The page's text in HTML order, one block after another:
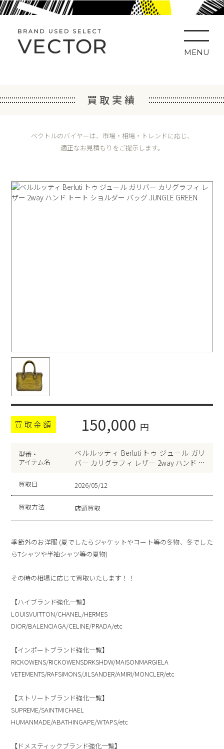
MENU
買取実績
ベクトルのバイヤーは、市場・相場・トレンドに応じ、
適正なお見積もりをご提示します。
買取金額 150,000 円
型番・
アイテム名
ベルルッティ Berluti トゥ ジュール ガリ
バー カリグラフィ レザー 2way ハンド ト
買取日 2026/05/12
買取方法 店頭買取
季節外のお洋服 (夏でしたらジャケットやコート等の冬物、冬でした
らTシャツや半袖シャツ等の夏物)
その時の相場に応じて買取いたします！！
【ハイブランド強化一覧】
LOUISVUITTON/CHANEL/HERMES
DIOR/BALENCIAGA/CELINE/PRADA/etc
【インポートブランド強化一覧】
RICKOWENS/RICKOWENSDRKSHDW/MAISONMARGIELA
VETEMENTS/RAFSIMONS/JILSANDER/AMIRI/MONCLER/etc
【ストリートブランド強化一覧】
SUPREME/SAINTMICHAEL
HUMANMADE/ABATHINGAPE/WTAPS/etc
【ドメスティックブランド強化一覧】